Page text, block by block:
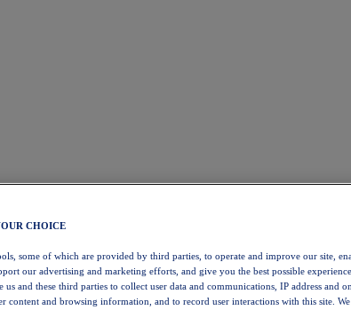
CHOICE
some of which are provided by third parties, to operate and improve our site,
our advertising and marketing efforts, and give you the best possible experience.
us and these third parties to collect user data and communications, IP address and
content and browsing information, and to record user interactions with this site. We